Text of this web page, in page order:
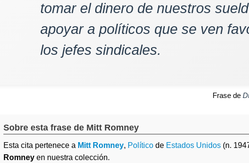
tomar el dinero de nuestros
apoyar a políticos que se ven
los jefes sindicales.
Frase de
Sobre esta frase de Mitt Romney
Esta cita pertenece a Mitt Romney, Político de Estados Unidos (n.
Romney en nuestra colección.